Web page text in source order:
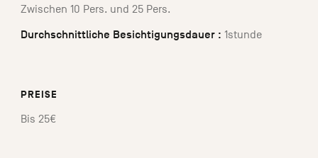
Zwischen 10 Pers. und 25 Pers.
Durchschnittliche Besichtigungsdauer : 1stunde
PREISE
Bis 25€